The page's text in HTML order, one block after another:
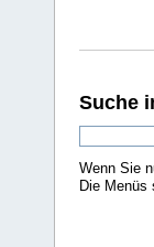
Suche
Wenn Sie
Die Menüs